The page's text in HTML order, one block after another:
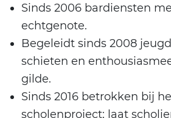
Sinds 2006 bardiensten
echtgenote.
Begeleidt sinds 2008
schieten en
gilde.
Sinds 2016 betrokken bij
scholenproject; laat